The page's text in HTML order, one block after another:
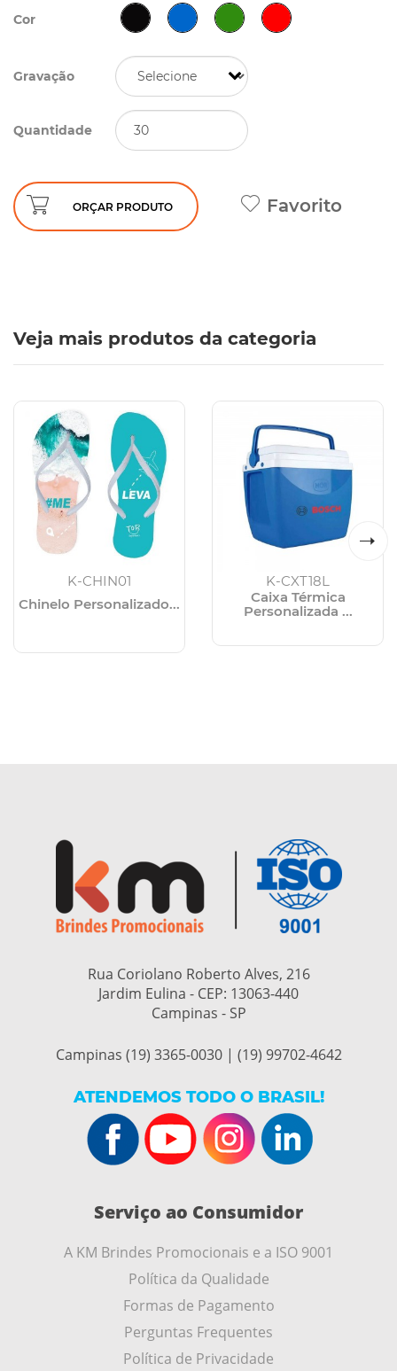
Cor
Gravação
Quantidade
ORÇAR PRODUTO Favorito
Veja mais produtos da categoria
K-CHIN01
Chinelo Personalizado...
K-CXT18L
Caixa Térmica
Personalizada ...
Rua Coriolano Roberto Alves, 216
Jardim Eulina - CEP: 13063-440
Campinas - SP
Campinas (19) 3365-0030 | (19) 99702-4642
ATENDEMOS TODO O BRASIL!
Serviço ao Consumidor
A KM Brindes Promocionais e a ISO 9001
Política da Qualidade
Formas de Pagamento
Perguntas Frequentes
Política de Privacidade